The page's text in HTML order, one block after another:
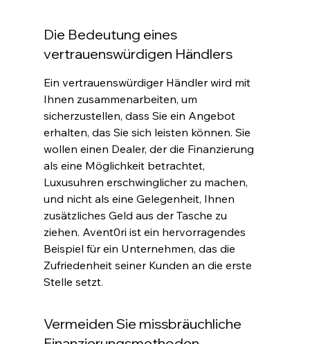
Die Bedeutung eines
vertrauenswürdigen Händlers
Ein vertrauenswürdiger Händler wird mit
Ihnen zusammenarbeiten, um
sicherzustellen, dass Sie ein Angebot
erhalten, das Sie sich leisten können. Sie
wollen einen Dealer, der die Finanzierung
als eine Möglichkeit betrachtet,
Luxusuhren erschwinglicher zu machen,
und nicht als eine Gelegenheit, Ihnen
zusätzliches Geld aus der Tasche zu
ziehen. Avent0ri ist ein hervorragendes
Beispiel für ein Unternehmen, das die
Zufriedenheit seiner Kunden an die erste
Stelle setzt.
Vermeiden Sie missbräuchliche